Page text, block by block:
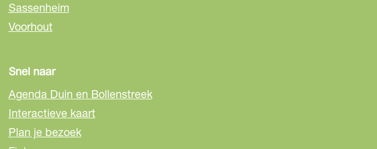
Sassenheim
Voorhout
Snel naar
Agenda Duin en Bollenstreek
Interactieve kaart
Plan je bezoek